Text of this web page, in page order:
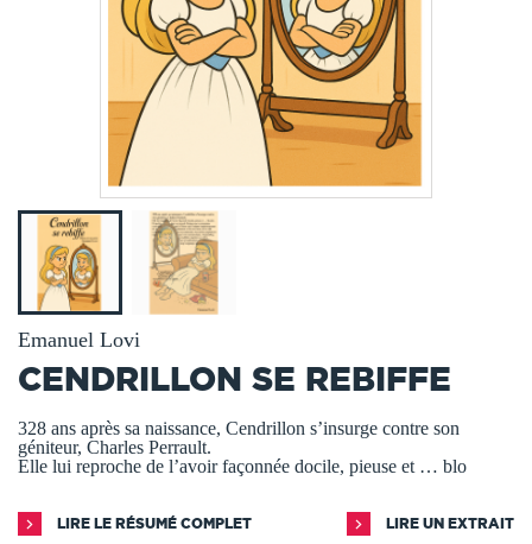
Emanuel Lovi
CENDRILLON SE REBIFFE
328 ans après sa naissance, Cendrillon s’insurge contre son
géniteur, Charles Perrault.
Elle lui reproche de l’avoir façonnée docile, pieuse et … blo
LIRE LE RÉSUMÉ COMPLET LIRE UN EXTRAIT